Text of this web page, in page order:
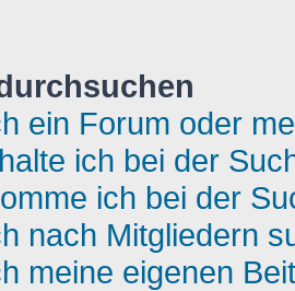
ein Forum oder
ich bei der
ich bei der
nach Mitgliedern
meine eigenen